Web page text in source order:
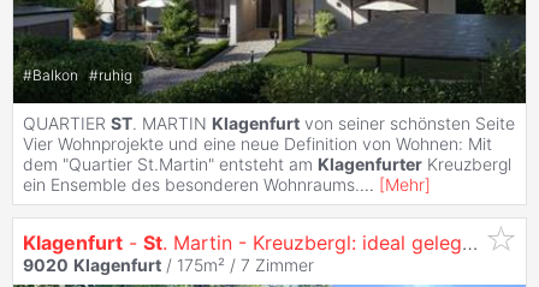
#Balkon #ruhig
QUARTIER ST. MARTIN Klagenfurt von seiner schönsten Seite
Vier Wohnprojekte und eine neue Definition von Wohnen: Mit
dem "Quartier St.Martin" entsteht am Klagenfurter Kreuzbergl
ein Ensemble des besonderen Wohnraums.... [Mehr]
Klagenfurt - St. Martin - Kreuzbergl: ideal gelegen Immobilie mit TOP POTENTIAL
9020 Klagenfurt / 175m² / 7 Zimmer